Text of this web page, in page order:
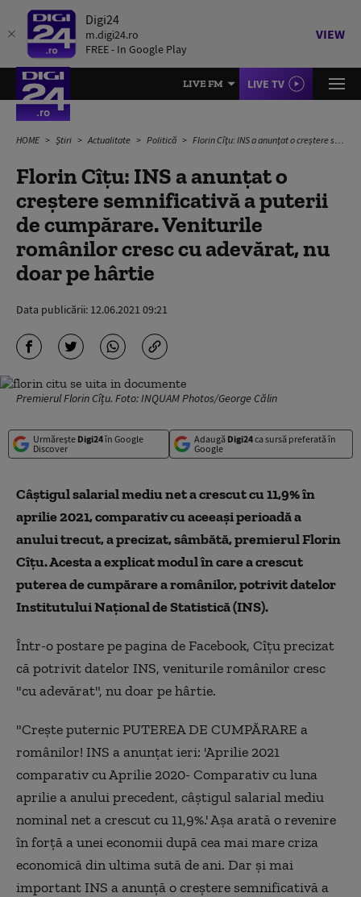
Digi24
m.digi24.ro
FREE - In Google Play
VIEW
LIVE FM LIVE TV
HOME Știri Actualitate Politică Florin Cîţu: INS a anunţat o creştere semnificativă a puterii de cumpărare. Veniturile românilor cresc cu adevărat, nu doar pe hârtie
Florin Cîţu: INS a anunţat o
creştere semnificativă a puterii
de cumpărare. Veniturile
românilor cresc cu adevărat, nu
doar pe hârtie
Data publicării: 12.06.2021 09:21
Premierul Florin Cîțu. Foto: INQUAM Photos/George Călin
Urmărește Digi24în Google
Discover
Adaugă Digi24ca sursă preferată în
Google
Câștigul salarial mediu net a crescut cu 11,9% în
aprilie 2021, comparativ cu aceeași perioadă a
anului trecut, a precizat, sâmbătă, premierul Florin
Cîțu. Acesta a explicat modul în care a crescut
puterea de cumpărare a românilor, potrivit datelor
Institutului Național de Statistică (INS).
Într-o postare pe pagina de Facebook, Cîțu precizat
că potrivit datelor INS, veniturile românilor cresc
"cu adevărat", nu doar pe hârtie.
"Creşte puternic PUTEREA DE CUMPĂRARE a
românilor! INS a anunţat ieri: 'Aprilie 2021
comparativ cu Aprilie 2020- Comparativ cu luna
aprilie a anului precedent, câştigul salarial mediu
nominal net a crescut cu 11,9%.' Aşa arată o revenire
în forţă a unei economii după cea mai mare criza
economică din ultima sută de ani. Dar şi mai
important INS a anunţă o creştere semnificativă a